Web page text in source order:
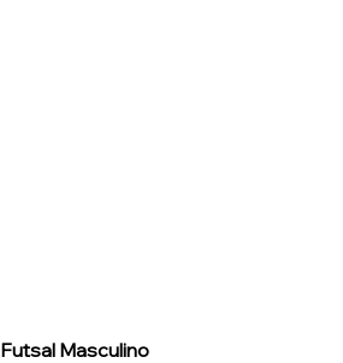
Futsal Masculino